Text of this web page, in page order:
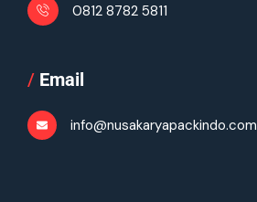
0812 8782 5811
/ Email
info@nusakaryapackindo.com